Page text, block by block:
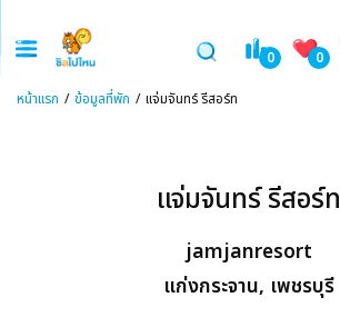
0 0
หน้าแรก ข้อมูลที่พัก แจ่มจันทร์ รีสอร์ท
แจ่มจันทร์ รีสอร์ท
jamjanresort
แก่งกระจาน, เพชรบุรี